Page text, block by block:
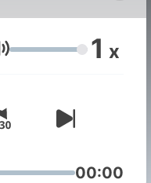
fel de tare.
meu
La
ca o
ce fac eu zi
Este
Volume 1 x
00:00